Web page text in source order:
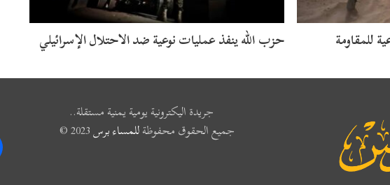
حزب الله ينفذ عمليات نوعية ضد الاحتلال الإسرائيلي
جريدة اليكترونية يومية يمنية مستقلة..
جميع الحقوق محفوظةللمساء برس